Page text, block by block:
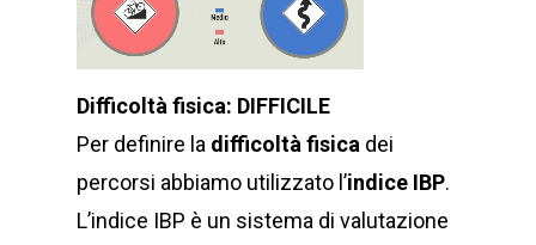
Difficoltà fisica: DIFFICILE
Per definire la difficoltà fisica dei
percorsi abbiamo utilizzato l’indice IBP.
L’indice IBP è un sistema di valutazione